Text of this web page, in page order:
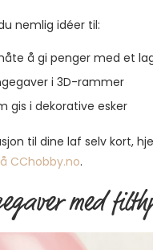
nemlig idéer til:
å gi penger med et
i 3D-rammer
gis i dekorative esker
til dine laf selv kort,
CChobby.no.
med